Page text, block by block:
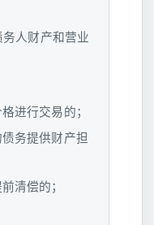
人财产和营业
进行交易的；
务提供财产担
清偿的；